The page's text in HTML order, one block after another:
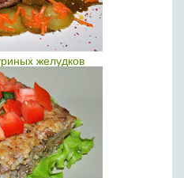
желудков